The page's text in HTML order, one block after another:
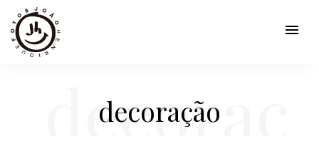
menu
decoração
decoraç